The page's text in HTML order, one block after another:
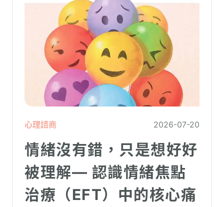
心理諮商 2026-07-20
情緒沒有錯，只是想好好
被理解— 認識情緒焦點
治療（EFT）中的核心痛